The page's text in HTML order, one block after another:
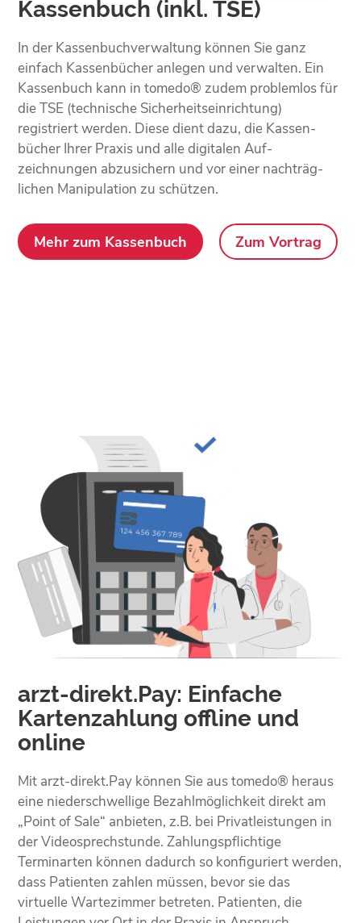
Kassenbuch (inkl. TSE)
In der Kassen­buch­verwaltung können Sie ganz
einfach Kassen­bücher anlegen und verwalten. Ein
Kassen­buch kann in tomedo® zudem problemlos für
die TSE (technische Sicherheits­einrichtung)
registriert werden. Diese dient dazu, die Kassen­
bücher Ihrer Praxis und alle digitalen Auf­
zeichnungen abzusichern und vor einer nachträg­
lichen Manipu­lation zu schützen.
Mehr zum Kassenbuch Zum Vortrag
arzt-direkt.Pay: Einfache
Kartenzahlung offline und
online
Mit arzt-direkt.Pay können Sie aus tomedo® heraus
eine niederschwellige Bezahlmöglichkeit direkt am
„Point of Sale“ anbieten, z.B. bei Privatleistungen in
der Videosprechstunde. Zahlungspflichtige
Terminarten können dadurch so konfiguriert werden,
dass Patienten zahlen müssen, bevor sie das
virtuelle Wartezimmer betreten. Patienten, die